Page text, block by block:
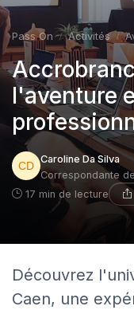
Pass On Activités
l'aventure
Caroline Da Silva
Correspondante
17 min de lecture
Découvrez
Caen, une